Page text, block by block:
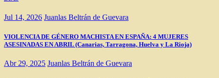
Jul 14, 2026 Juanlas Beltrán de Guevara
VIOLENCIA DE GÉNERO MACHISTA EN ESPAÑA: 4 MUJERES
ASESINADAS EN ABRIL (Canarias, Tarragona, Huelva y La Rioja)
Abr 29, 2025 Juanlas Beltrán de Guevara